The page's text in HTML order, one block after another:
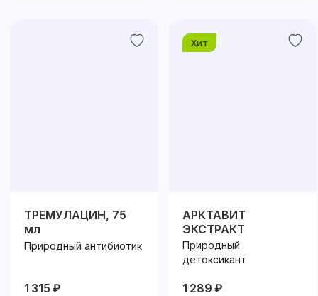
ТРЕМУЛАЦИН, 75
мл
Природный антибиотик
1 315 ₽
Хит
АРКТАВИТ
ЭКСТРАКТ
Природный
детоксикант
1 289 ₽